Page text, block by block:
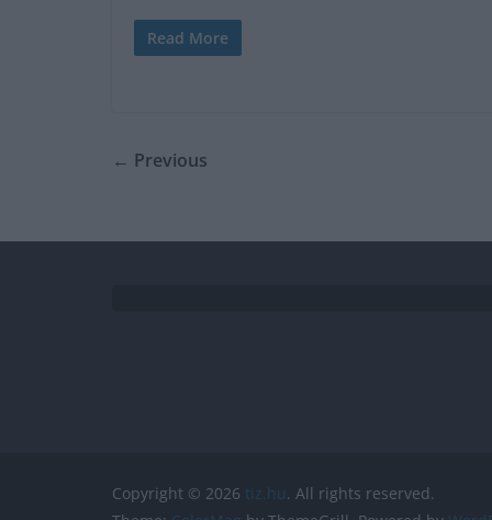
Read More
← Previous
Copyright © 2026 tiz.hu. All rights reserved.